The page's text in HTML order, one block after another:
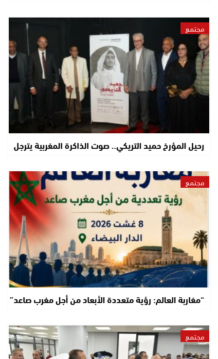
مجتمع
رحيل المؤرخ حميد التريكي.. صوت الذاكرة المغربية يترجل
مجتمع
“مغاربة العالم: رؤية متعددة الأبعاد من أجل مغرب صاعد”
مجتمع